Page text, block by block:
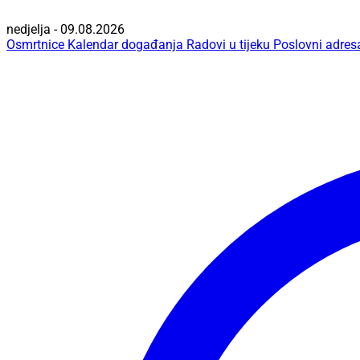
nedjelja - 09.08.2026
Osmrtnice Kalendar događanja Radovi u tijeku Poslovni